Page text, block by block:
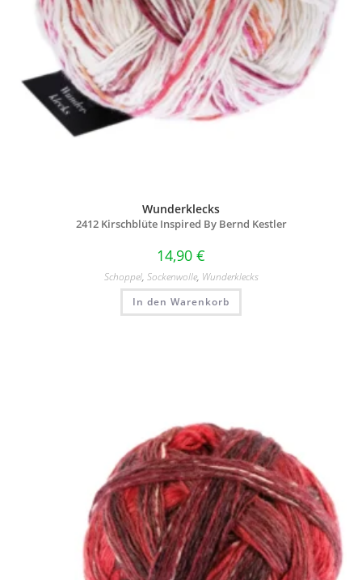
Wunderklecks
2412 Kirschblüte Inspired By Bernd Kestler
14,90 €
Schoppel, Sockenwolle, Wunderklecks
In den Warenkorb